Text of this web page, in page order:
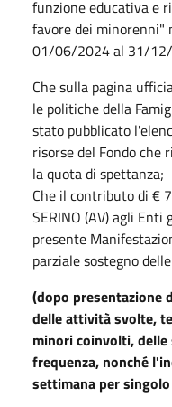
funzione educativa e
favore dei minorenni"
01/06/2024 al 31/
Che sulla pagina
le politiche della
stato pubblicato
risorse del Fondo che
la quota di spettanza;
Che il contributo di €
SERINO (AV) agli
presente
parziale sostegno
(dopo presentazione
delle attività svolte,
minori coinvolti,
frequenza, nonché
settimana per